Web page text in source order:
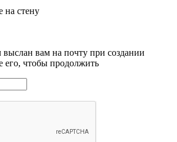
на стену
вам на почту при создании
его, чтобы продолжить